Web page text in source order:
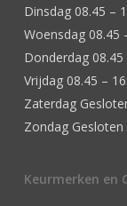
Dinsdag 08.45 –
Woensdag 08.45
Donderdag
Vrijdag 08.45 –
Zaterdag
Zondag Gesloten
Keurmerken en